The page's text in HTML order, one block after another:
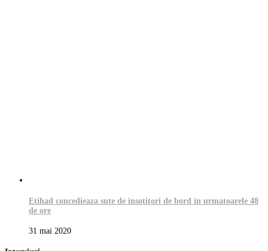
Etihad concedieaza sute de insotitori de bord in urmatoarele 48
de ore
31 mai 2020